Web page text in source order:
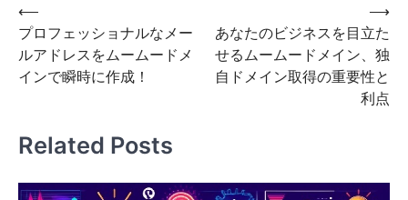
投
稿
ナ
ー
シ
⟵
プロフェッショナルなメー
ルアドレスをムームードメ
インで瞬時に作成！
あなたのビジネスを目立た
せるムームードメイン、独
自ドメイン取得の重要性と
利点
⟶
Related Posts